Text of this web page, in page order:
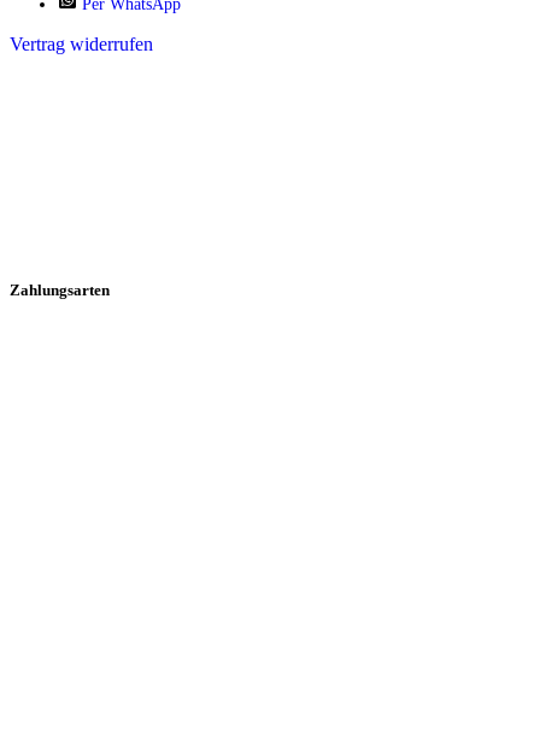
Per WhatsApp
Vertrag widerrufen
Zahlungsarten